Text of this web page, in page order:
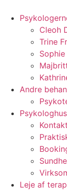
Cleoh
Trine
Sophie
Andre
Leje af